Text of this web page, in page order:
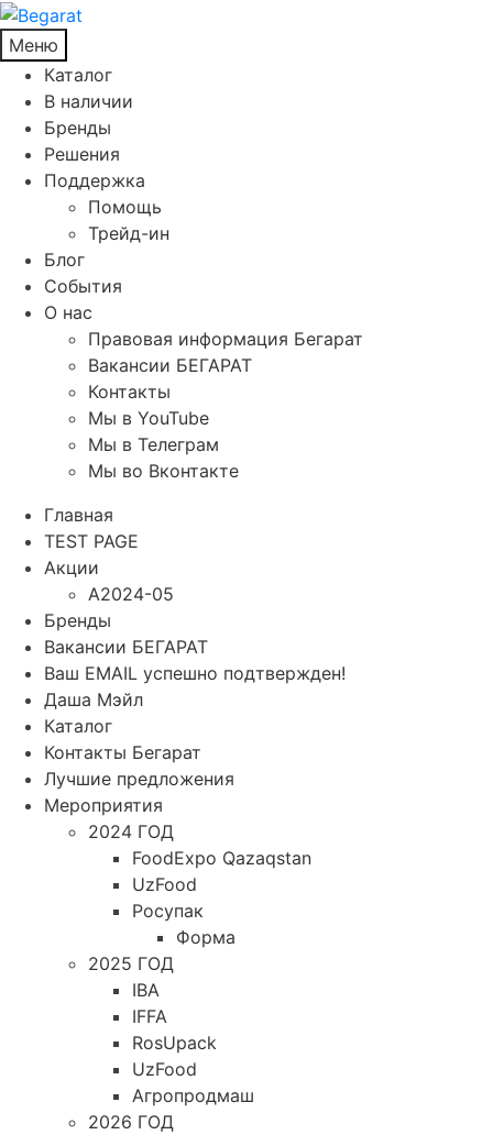
Меню
Каталог
В наличии
Бренды
Решения
Поддержка
Помощь
Трейд-ин
Блог
События
О нас
Правовая информация Бегарат
Вакансии БЕГАРАТ
Контакты
Мы в YouTube
Мы в Телеграм
Мы во Вконтакте
Главная
TEST PAGE
Акции
A2024-05
Бренды
Вакансии БЕГАРАТ
Ваш EMAIL успешно подтвержден!
Даша Мэйл
Каталог
Контакты Бегарат
Лучшие предложения
Мероприятия
2024 ГОД
FoodExpo Qazaqstan
UzFood
Росупак
Форма
2025 ГОД
IBA
IFFA
RosUpack
UzFood
Агропродмаш
2026 ГОД